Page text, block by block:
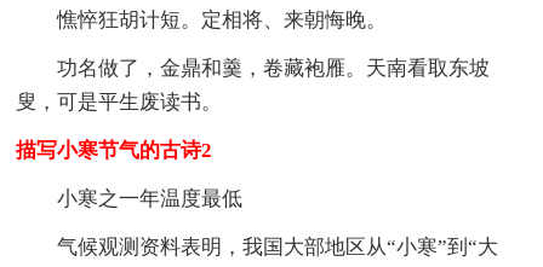
憔悴狂胡计短。定相将、来朝悔晚。
功名做了，金鼎和羹，卷藏袍雁。天南看取东坡
叟，可是平生废读书。
描写小寒节气的古诗2
小寒之一年温度最低
气候观测资料表明，我国大部地区从“小寒”到“大